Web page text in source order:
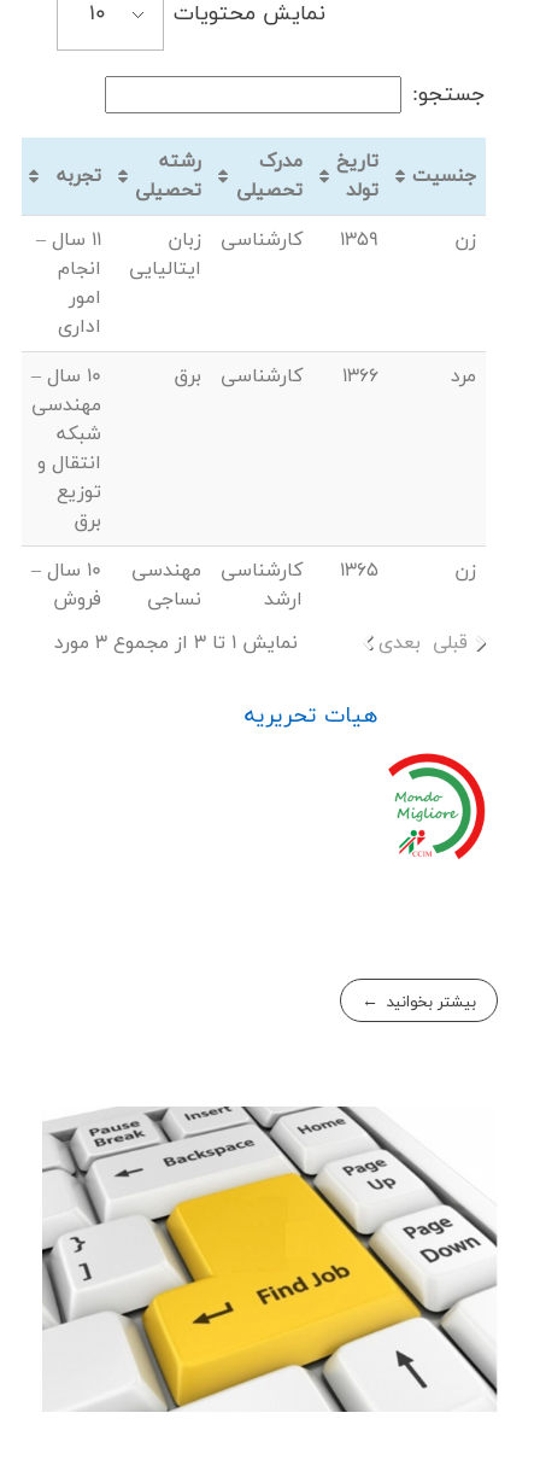
نمایش محتویات
جستجو:
جنسیت
تاریخ
تولد
مدرک
تحصیلی
رشته
تحصیلی
تجربه
زن 1359 کارشناسی
زبان
ایتالیایی
11 سال –
انجام
امور
اداری
مرد
1366 کارشناسی برق
10 سال –
مهندسی
شبکه
انتقال و
توزیع
برق
زن
1365
کارشناسی
ارشد
مهندسی
نساجی
10 سال –
فروش
نمایش 1 تا 3 از مجموع 3 مورد
قبلی بعدی
هیات تحریریه
بیشتر بخوانید